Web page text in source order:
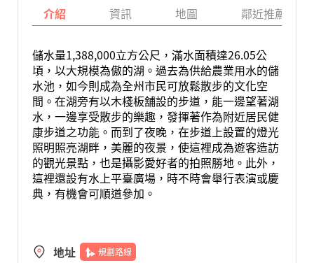
介紹 資訊 地圖 鄰近推薦景點
儲水量1,388,000立方公尺，滿水面積達26.05公
頃，以大規模為傲的湖。過去為供給農業用水的儲
水池，如今則成為全州市民可放鬆散步的文化空
間。在湖旁有以木棧板舖設的步道，能一邊望著湖
水，一邊享受散步的樂趣，發揮著作為附近居民健
康步道之功能。而到了夜晚，在步道上設置的燈光
照明照亮湖畔，美麗的夜景，使這裡成為遊客造訪
的觀光景點，也是攝影愛好者的拍照勝地。此外，
這裡還設有水上平臺廣場，時不時會舉行表演或慶
典，有機會可順道參加。
地址 規劃路線